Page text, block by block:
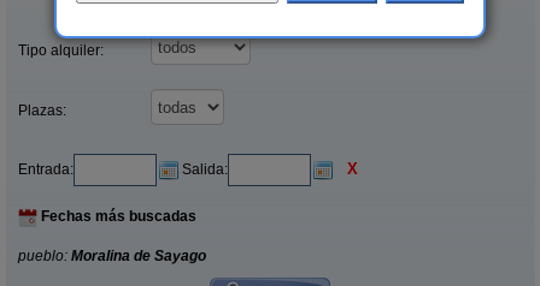
Tipo alquiler:
Plazas:
Entrada: Salida: X
Fechas más buscadas
pueblo: Moralina de Sayago